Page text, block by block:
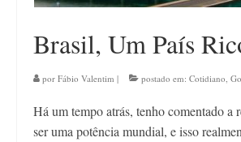
Brasil, Um País
por Fábio Valentim | postado em: Cotidiano,
Há um tempo atrás, tenho comentado a
ser uma potência mundial, e isso